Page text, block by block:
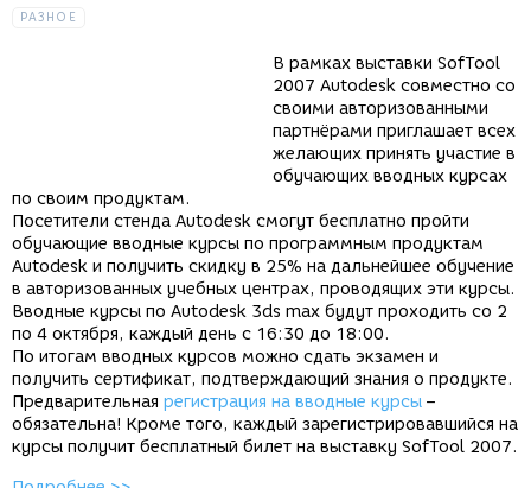
РАЗНОЕ
В рамках выставки SofTool
2007 Autodesk совместно со
своими авторизованными
партнёрами приглашает всех
желающих принять участие в
обучающих вводных курсах
по своим продуктам.
Посетители стенда Autodesk смогут бесплатно пройти
обучающие вводные курсы по программным продуктам
Autodesk и получить скидку в 25% на дальнейшее обучение
в авторизованных учебных центрах, проводящих эти курсы.
Вводные курсы по Autodesk 3ds max будут проходить со 2
по 4 октября, каждый день с 16:30 до 18:00.
По итогам вводных курсов можно сдать экзамен и
получить сертификат, подтверждающий знания о продукте.
Предварительная регистрация на вводные курсы –
обязательна! Кроме того, каждый зарегистрировавшийся на
курсы получит бесплатный билет на выставку SofTool 2007.